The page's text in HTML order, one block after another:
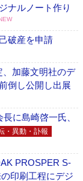
ナルノート作り
破産を申請
加藤文明社のデ
倒し公開し出展
に島崎啓一氏、
・異動・訃報
PROSPER S-
印刷工程にデジ